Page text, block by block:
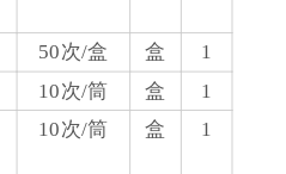
50次/盒 盒
1
10次/筒 盒
1
10次/筒 盒 1